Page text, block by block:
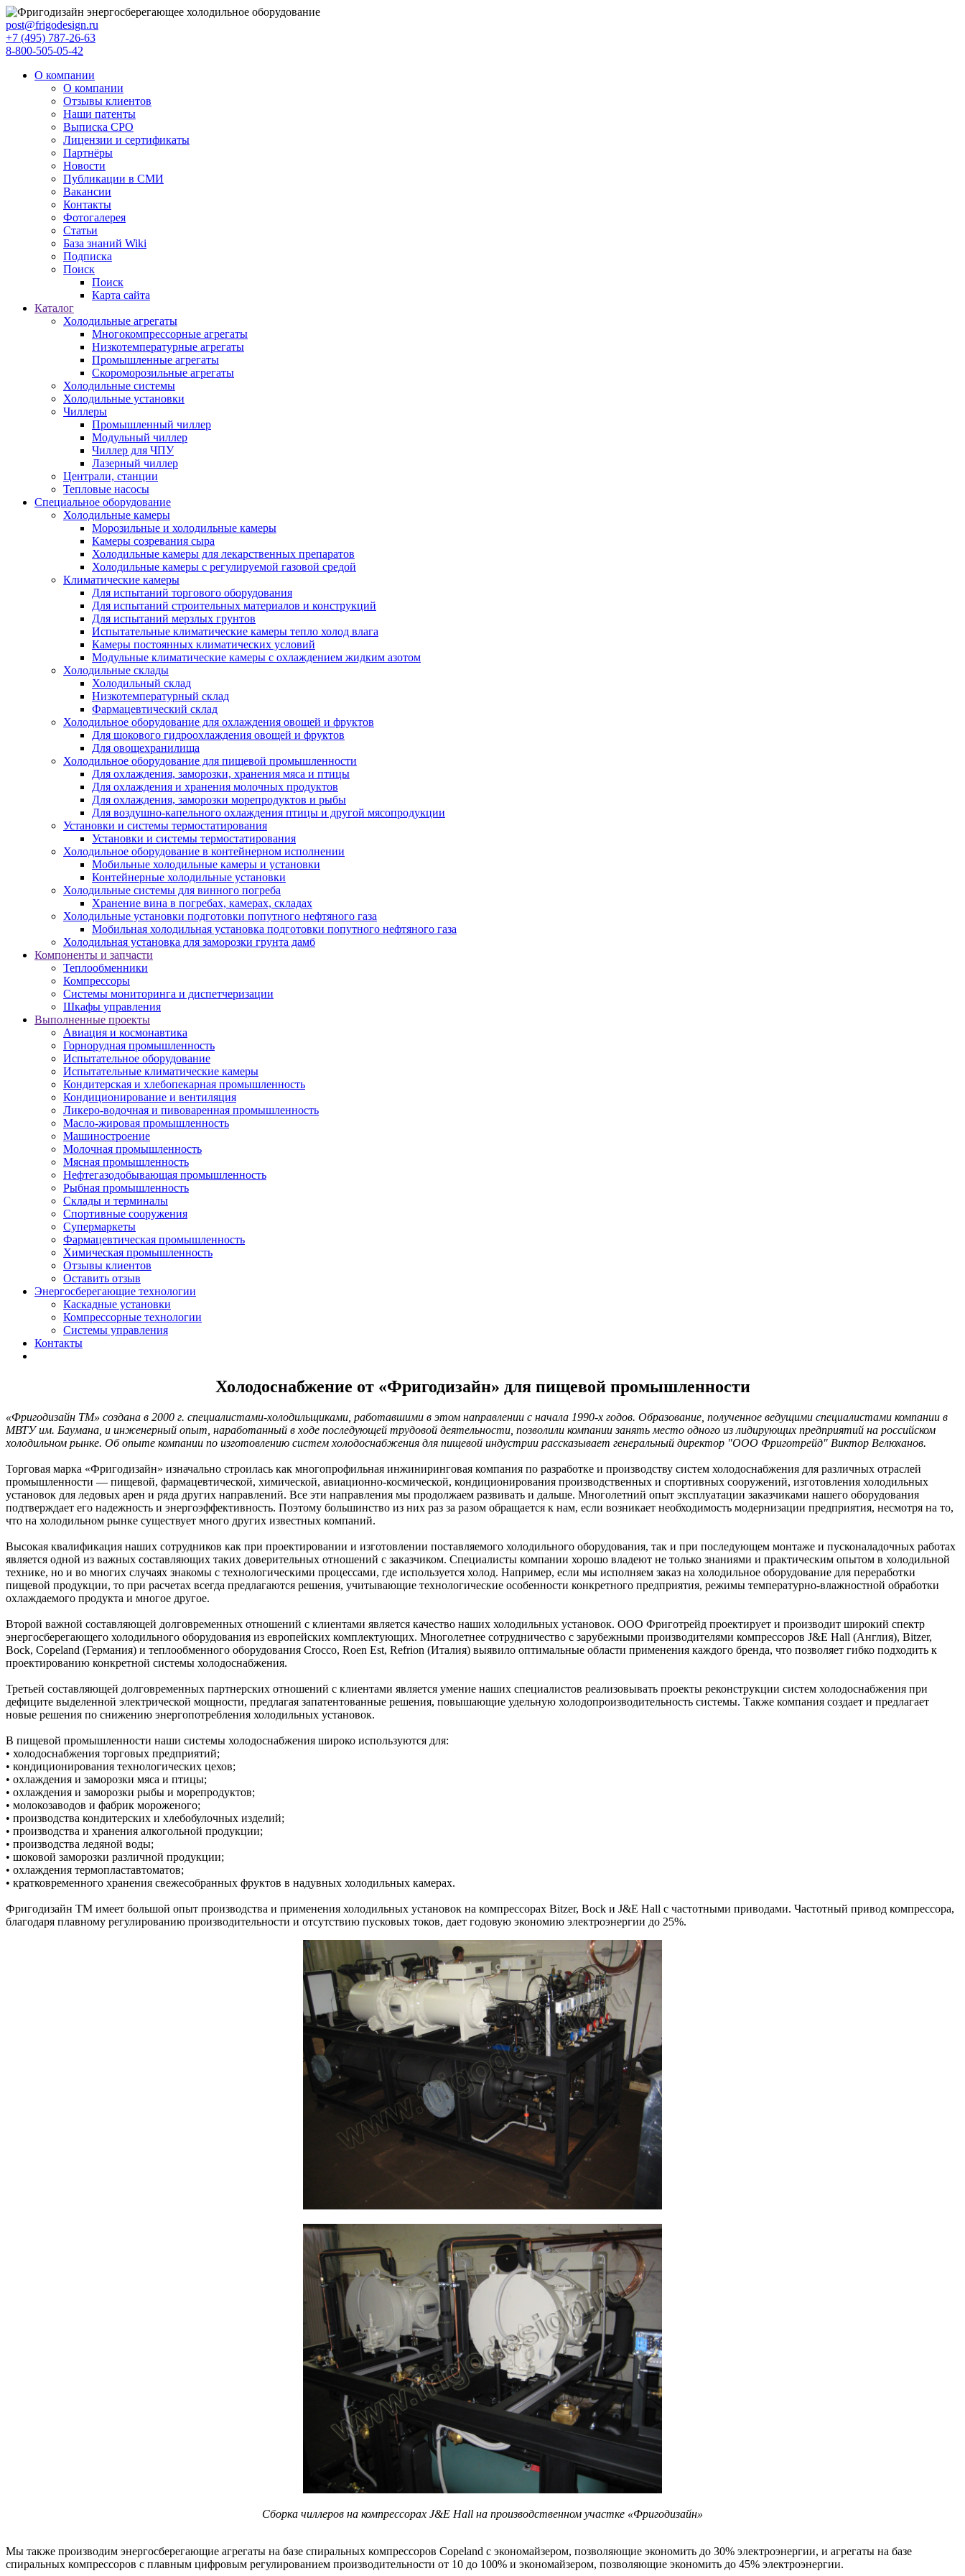
post@frigodesign.ru
+7 (495) 787-26-63
8-800-505-05-42
О компании
О компании
Отзывы клиентов
Наши патенты
Выписка СРО
Лицензии и сертификаты
Партнёры
Новости
Публикации в СМИ
Вакансии
Контакты
Фотогалерея
Статьи
База знаний Wiki
Подписка
Поиск
Поиск
Карта сайта
Каталог
Холодильные агрегаты
Многокомпрессорные агрегаты
Низкотемпературные агрегаты
Промышленные агрегаты
Скороморозильные агрегаты
Холодильные системы
Холодильные установки
Чиллеры
Промышленный чиллер
Модульный чиллер
Чиллер для ЧПУ
Лазерный чиллер
Централи, станции
Тепловые насосы
Специальное оборудование
Холодильные камеры
Морозильные и холодильные камеры
Камеры созревания сыра
Холодильные камеры для лекарственных препаратов
Холодильные камеры с регулируемой газовой средой
Климатические камеры
Для испытаний торгового оборудования
Для испытаний строительных материалов и конструкций
Для испытаний мерзлых грунтов
Испытательные климатические камеры тепло холод влага
Камеры постоянных климатических условий
Модульные климатические камеры с охлаждением жидким азотом
Холодильные склады
Холодильный склад
Низкотемпературный склад
Фармацевтический склад
Холодильное оборудование для охлаждения овощей и фруктов
Для шокового гидроохлаждения овощей и фруктов
Для овощехранилища
Холодильное оборудование для пищевой промышленности
Для охлаждения, заморозки, хранения мяса и птицы
Для охлаждения и хранения молочных продуктов
Для охлаждения, заморозки морепродуктов и рыбы
Для воздушно-капельного охлаждения птицы и другой мясопродукции
Установки и системы термостатирования
Установки и системы термостатирования
Холодильное оборудование в контейнерном исполнении
Мобильные холодильные камеры и установки
Контейнерные холодильные установки
Холодильные системы для винного погреба
Хранение вина в погребах, камерах, складах
Холодильные установки подготовки попутного нефтяного газа
Мобильная холодильная установка подготовки попутного нефтяного газа
Холодильная установка для заморозки грунта дамб
Компоненты и запчасти
Теплообменники
Компрессоры
Системы мониторинга и диспетчеризации
Шкафы управления
Выполненные проекты
Авиация и космонавтика
Горнорудная промышленность
Испытательное оборудование
Испытательные климатические камеры
Кондитерская и хлебопекарная промышленность
Кондиционирование и вентиляция
Ликеро-водочная и пивоваренная промышленность
Масло-жировая промышленность
Машиностроение
Молочная промышленность
Мясная промышленность
Нефтегазодобывающая промышленность
Рыбная промышленность
Склады и терминалы
Спортивные сооружения
Супермаркеты
Фармацевтическая промышленность
Химическая промышленность
Отзывы клиентов
Оставить отзыв
Энергосберегающие технологии
Каскадные установки
Компрессорные технологии
Системы управления
Контакты
Холодоснабжение от «Фригодизайн» для пищевой промышленности
«Фригодизайн ТМ» создана в 2000 г. специалистами-холодильщиками, работавшими в этом направлении с начала 1990-х годов. Образование, полученное ведущими специалистами компании в
МВТУ им. Баумана, и инженерный опыт, наработанный в ходе последующей трудовой деятельности, позволили компании занять место одного из лидирующих предприятий на российском
холодильном рынке. Об опыте компании по изготовлению систем холодоснабжения для пищевой индустрии рассказывает генеральный директор "ООО Фриготрейд" Виктор Велюханов.
Торговая марка «Фригодизайн» изначально строилась как многопрофильная инжиниринговая компания по разработке и производству систем холодоснабжения для различных отраслей
промышленности — пищевой, фармацевтической, химической, авиационно-космической, кондиционирования производственных и спортивных сооружений, изготовления холодильных
установок для ледовых арен и ряда других направлений. Все эти направления мы продолжаем развивать и дальше. Многолетний опыт эксплуатации заказчиками нашего оборудования
подтверждает его надежность и энергоэффективность. Поэтому большинство из них раз за разом обращается к нам, если возникает необходимость модернизации предприятия, несмотря на то,
что на холодильном рынке существует много других известных компаний.
Высокая квалификация наших сотрудников как при проектировании и изготовлении поставляемого холодильного оборудования, так и при последующем монтаже и пусконаладочных работах
является одной из важных составляющих таких доверительных отношений с заказчиком. Специалисты компании хорошо владеют не только знаниями и практическим опытом в холодильной
технике, но и во многих случаях знакомы с технологическими процессами, где используется холод. Например, если мы исполняем заказ на холодильное оборудование для переработки
пищевой продукции, то при расчетах всегда предлагаются решения, учитывающие технологические особенности конкретного предприятия, режимы температурно-влажностной обработки
охлаждаемого продукта и многое другое.
Второй важной составляющей долговременных отношений с клиентами является качество наших холодильных установок. ООО Фриготрейд проектирует и производит широкий спектр
энергосберегающего холодильного оборудования из европейских комплектующих. Многолетнее сотрудничество с зарубежными производителями компрессоров J&E Hall (Англия), Bitzer,
Bock, Copeland (Германия) и теплообменного оборудования Crocco, Roen Est, Refrion (Италия) выявило оптимальные области применения каждого бренда, что позволяет гибко подходить к
проектированию конкретной системы холодоснабжения.
Третьей составляющей долговременных партнерских отношений с клиентами является умение наших специалистов реализовывать проекты реконструкции систем холодоснабжения при
дефиците выделенной электрической мощности, предлагая запатентованные решения, повышающие удельную холодопроизводительность системы. Также компания создает и предлагает
новые решения по снижению энергопотребления холодильных установок.
В пищевой промышленности наши системы холодоснабжения широко используются для:
• холодоснабжения торговых предприятий;
• кондиционирования технологических цехов;
• охлаждения и заморозки мяса и птицы;
• охлаждения и заморозки рыбы и морепродуктов;
• молокозаводов и фабрик мороженого;
• производства кондитерских и хлебобулочных изделий;
• производства и хранения алкогольной продукции;
• производства ледяной воды;
• шоковой заморозки различной продукции;
• охлаждения термопластавтоматов;
• кратковременного хранения свежесобранных фруктов в надувных холодильных камерах.
Фригодизайн ТМ имеет большой опыт производства и применения холодильных установок на компрессорах Bitzer, Bock и J&E Hall с частотными приводами. Частотный привод компрессора,
благодаря плавному регулированию производительности и отсутствию пусковых токов, дает годовую экономию электроэнергии до 25%.
Сборка чиллеров на компрессорах J&E Hall на производственном участке «Фригодизайн»
Мы также производим энергосберегающие агрегаты на базе спиральных компрессоров Copeland c экономайзером, позволяющие экономить до 30% электроэнергии, и агрегаты на базе
спиральных компрессоров с плавным цифровым регулированием производительности от 10 до 100% и экономайзером, позволяющие экономить до 45% электроэнергии.